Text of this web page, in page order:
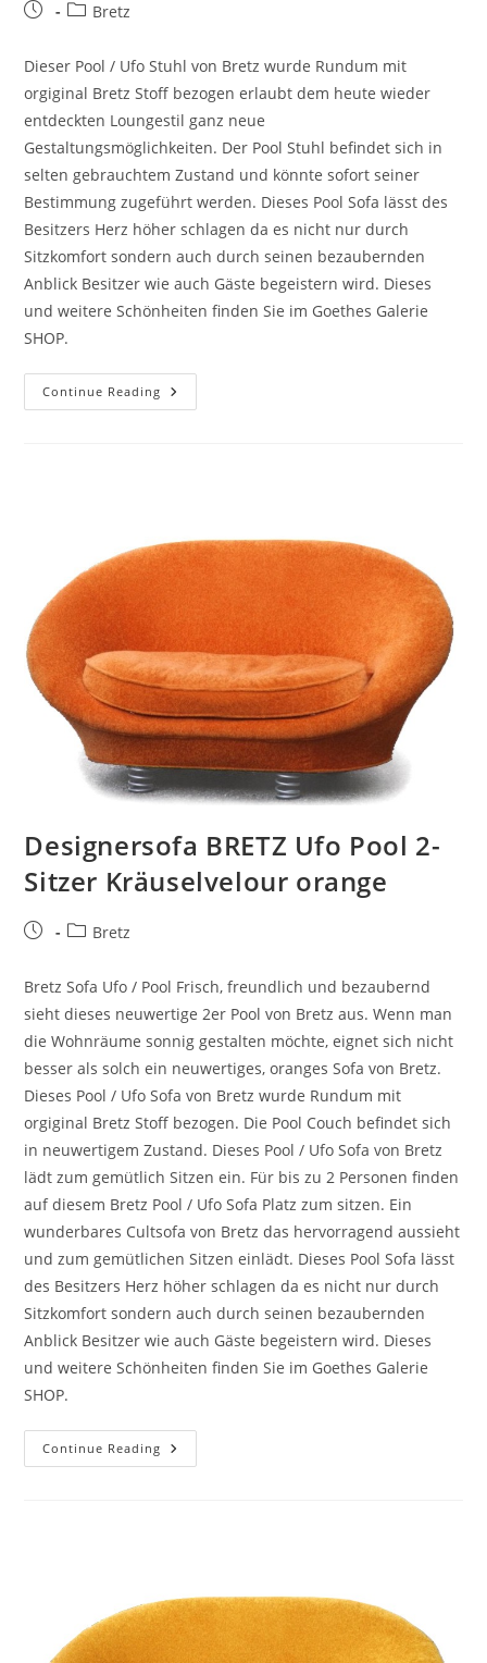
Bretz
Dieser Pool / Ufo Stuhl von Bretz wurde Rundum mit
orgiginal Bretz Stoff bezogen erlaubt dem heute wieder
entdeckten Loungestil ganz neue
Gestaltungsmöglichkeiten. Der Pool Stuhl befindet sich in
selten gebrauchtem Zustand und könnte sofort seiner
Bestimmung zugeführt werden. Dieses Pool Sofa lässt des
Besitzers Herz höher schlagen da es nicht nur durch
Sitzkomfort sondern auch durch seinen bezaubernden
Anblick Besitzer wie auch Gäste begeistern wird. Dieses
und weitere Schönheiten finden Sie im Goethes Galerie
SHOP.
Continue Reading
Designersofa BRETZ Ufo Pool 2-
Sitzer Kräuselvelour orange
Bretz
Bretz Sofa Ufo / Pool Frisch, freundlich und bezaubernd
sieht dieses neuwertige 2er Pool von Bretz aus. Wenn man
die Wohnräume sonnig gestalten möchte, eignet sich nicht
besser als solch ein neuwertiges, oranges Sofa von Bretz.
Dieses Pool / Ufo Sofa von Bretz wurde Rundum mit
orgiginal Bretz Stoff bezogen. Die Pool Couch befindet sich
in neuwertigem Zustand. Dieses Pool / Ufo Sofa von Bretz
lädt zum gemütlich Sitzen ein. Für bis zu 2 Personen finden
auf diesem Bretz Pool / Ufo Sofa Platz zum sitzen. Ein
wunderbares Cultsofa von Bretz das hervorragend aussieht
und zum gemütlichen Sitzen einlädt. Dieses Pool Sofa lässt
des Besitzers Herz höher schlagen da es nicht nur durch
Sitzkomfort sondern auch durch seinen bezaubernden
Anblick Besitzer wie auch Gäste begeistern wird. Dieses
und weitere Schönheiten finden Sie im Goethes Galerie
SHOP.
Continue Reading